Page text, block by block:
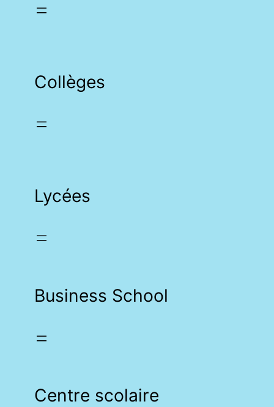
Collèges
Lycées
Business School
Centre scolaire